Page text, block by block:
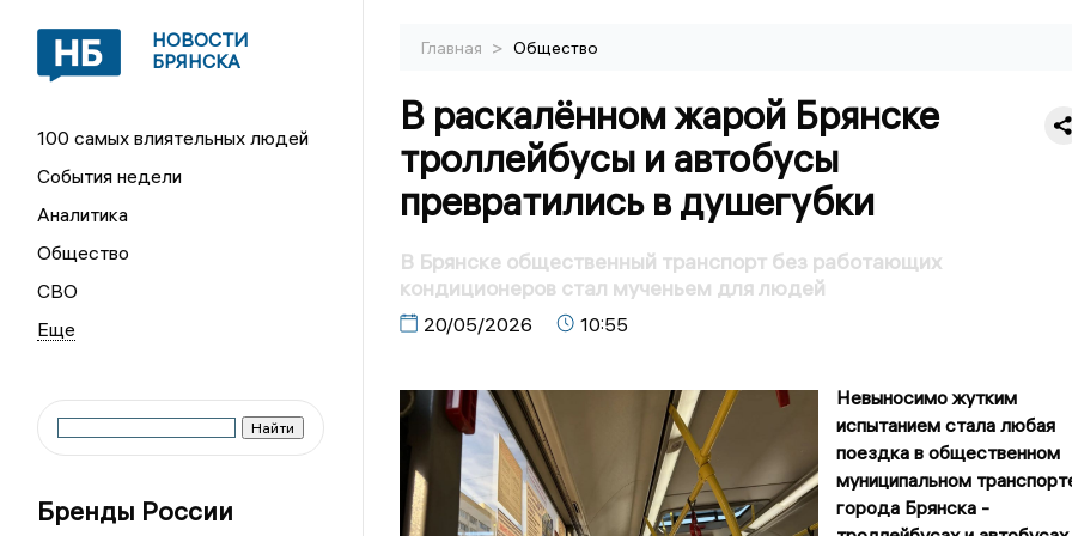
НОВОСТИ
БРЯНСКА
100 самых влиятельных людей
События недели
Аналитика
Общество
СВО
Бренды России
Главная > Общество
В раскалённом жарой Брянске
троллейбусы и автобусы
превратились в душегубки
В Брянске общественный транспорт без работающих
кондиционеров стал мученьем для людей
20/05/2026 10:55
Невыносимо жутким
испытанием стала любая
поездка в общественном
муниципальном
города Брянска -